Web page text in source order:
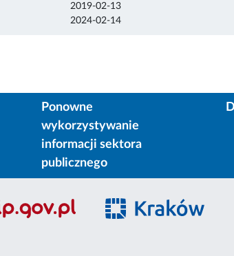
2019-02-13
2024-02-14
Ponowne
wykorzystywanie
informacji sektora
publicznego